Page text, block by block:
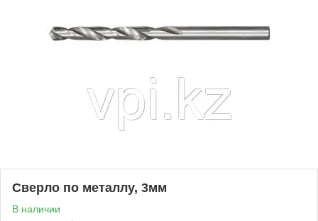
Сверло по металлу, 3мм
В наличии